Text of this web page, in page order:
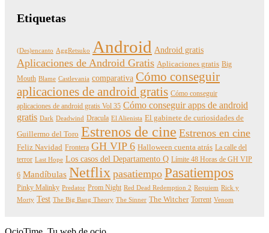
Etiquetas
(Des)encanto AggRetsuko Android Android gratis
Aplicaciones de Android Gratis Aplicaciones gratis Big
Mouth Blame Castlevania comparativa Cómo conseguir
aplicaciones de android gratis Cómo conseguir
aplicaciones de android gratis Vol 35 Cómo conseguir apps de android
gratis Dark Deadwind Dracula El Alienista El gabinete de curiosidades de
Guillermo del Toro Estrenos de cine Estrenos en cine
Feliz Navidad Frontera GH VIP 6 Halloween cuenta atrás La calle del
terror Last Hope Los casos del Departamento Q Límite 48 Horas de GH VIP
6 Mandíbulas Netflix pasatiempo Pasatiempos
Pinky Malinky Predator Prom Night Red Dead Redemption 2 Requiem Rick y
Morty Test The Big Bang Theory The Sinner The Witcher Torrent Venom